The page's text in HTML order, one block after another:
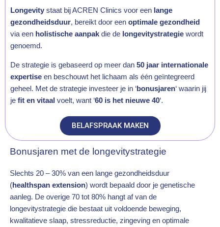
Longevity staat bij ACREN Clinics voor een lange
gezondheidsduur, bereikt door een optimale gezondheid
via een holistische aanpak die de longevitystrategie wordt
genoemd.
De strategie is gebaseerd op meer dan 50 jaar internationale
expertise en beschouwt het lichaam als één geïntegreerd
geheel. Met de strategie investeer je in ‘bonusjaren‘ waarin jij
je fit en vitaal voelt, want ‘60 is het nieuwe 40‘.
BELAFSPRAAK MAKEN
Bonusjaren met de longevitystrategie
Slechts 20 – 30% van een lange gezondheidsduur
(healthspan extension) wordt bepaald door je genetische
aanleg. De overige 70 tot 80% hangt af van de
longevitystrategie die bestaat uit voldoende beweging,
kwalitatieve slaap, stressreductie, zingeving en optimale